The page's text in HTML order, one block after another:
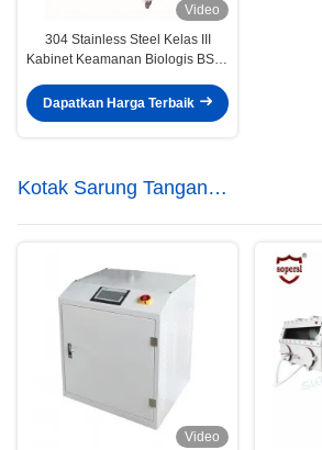
Video
304 Stainless Steel Kelas III
Kabinet Keamanan Biologis BSC-
Dapatkan Harga Terbaik
Kotak Sarung Tangan
Laboratorium
Video